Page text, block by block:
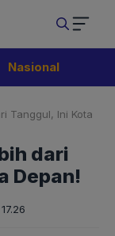
Nasional
Tanggul, Ini Kota
dari
Depan!